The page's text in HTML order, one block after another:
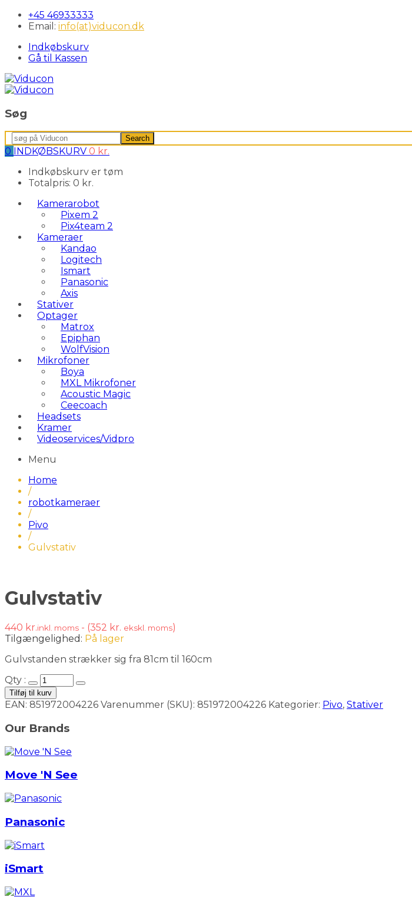
+45 46933333
Email: info(at)viducon.dk
Indkøbskurv
Gå til Kassen
Søg
Search
for:
Search
0 INDKØBSKURV 0 kr.
Indkøbskurv er tøm
Totalpris: 0 kr.
Kamerarobot
Pixem 2
Pix4team 2
Kameraer
Kandao
Logitech
Ismart
Panasonic
Axis
Stativer
Optager
Matrox
Epiphan
WolfVision
Mikrofoner
Boya
MXL Mikrofoner
Acoustic Magic
Ceecoach
Headsets
Kramer
Videoservices/Vidpro
Menu
Home
/
robotkameraer
/
Pivo
/
Gulvstativ
Gulvstativ
440 kr.inkl. moms - (352 kr. ekskl. moms)
Tilgængelighed: På lager
Gulvstanden strækker sig fra 81cm til 160cm
Qty :
Tilføj til kurv
EAN: 851972004226 Varenummer (SKU): 851972004226 Kategorier: Pivo, Stativer
Our Brands
Move 'N See
Panasonic
iSmart